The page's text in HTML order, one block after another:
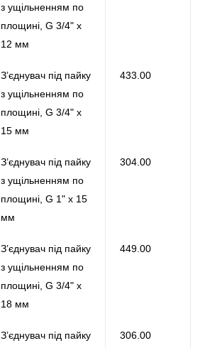
з ущільненням по
площині, G 3/4" х
12 мм
З’єднувач під пайку
з ущільненням по
площині, G 3/4" х
15 мм
433.00
З’єднувач під пайку
з ущільненням по
площині, G 1" х 15
мм
304.00
З’єднувач під пайку
з ущільненням по
площині, G 3/4" х
18 мм
449.00
З’єднувач під пайку
306.00